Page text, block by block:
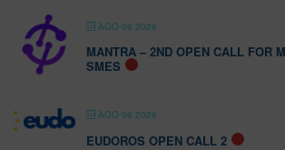
AGO 06 2026
MANTRA – 2ND OPEN CALL FOR
SMES
AGO 06 2026
EUDOROS OPEN CALL 2